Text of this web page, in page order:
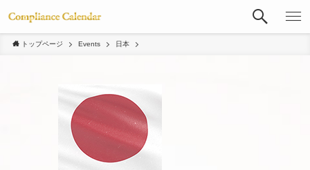
トップページ Events 日本